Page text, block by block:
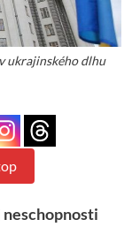
ukrajinského dlhu